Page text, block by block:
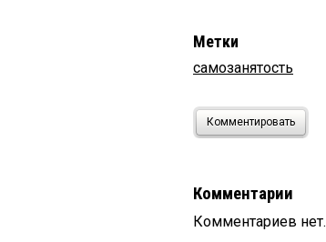
Метки
самозанятость
Комментировать
Комментарии
Комментариев нет.